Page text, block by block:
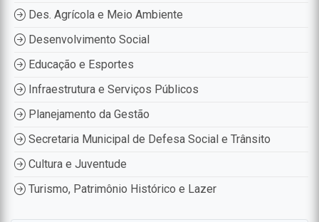
Des. Agrícola e Meio Ambiente
Desenvolvimento Social
Educação e Esportes
Infraestrutura e Serviços Públicos
Planejamento da Gestão
Secretaria Municipal de Defesa Social e Trânsito
Cultura e Juventude
Turismo, Patrimônio Histórico e Lazer